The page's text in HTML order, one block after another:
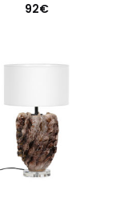
92€